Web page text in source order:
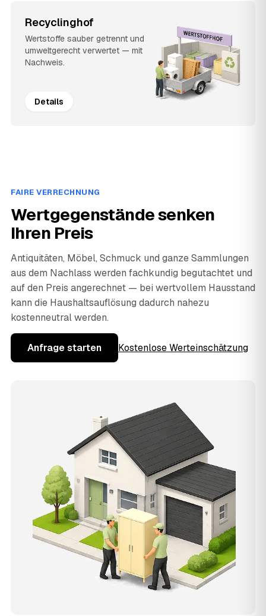
Recyclinghof
Wertstoffe sauber getrennt und
umweltgerecht verwertet — mit
Nachweis.
Details
FAIRE VERRECHNUNG
Wertgegenstände senken
Ihren Preis
Antiquitäten, Möbel, Schmuck und ganze Sammlungen
aus dem Nachlass werden fachkundig begutachtet und
auf den Preis angerechnet — bei wertvollem Hausstand
kann die Haushaltsauflösung dadurch nahezu
kostenneutral werden.
Anfrage starten Kostenlose Werteinschätzung